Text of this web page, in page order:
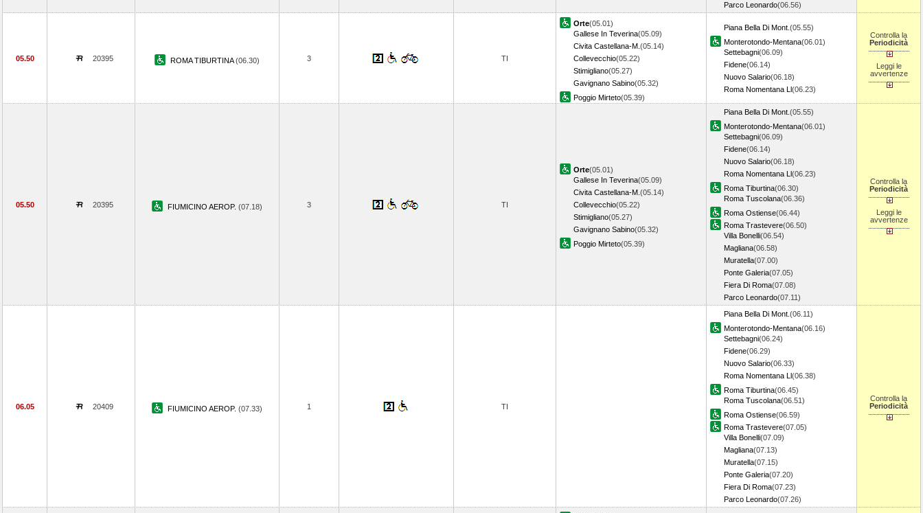
Parco Leonardo(06.56)
05.50 20395 ROMA TIBURTINA(06.30) 3 TI
Orte(05.01)
Gallese In Teverina(05.09)
Civita Castellana-M. (05.14)
Collevecchio(05.22)
Stimigliano(05.27)
Gavignano Sabino(05.32)
Poggio Mirteto(05.39)
Piana Bella Di Mont. (05.55)
Monterotondo-Mentana(06.01)
Settebagni(06.09)
Fidene(06.14)
Nuovo Salario(06.18)
Roma Nomentana Ll(06.23)
Controlla la
Periodicità
Leggi le
avvertenze
05.50 20395 FIUMICINO AEROP. (07.18) 3 TI
Orte(05.01)
Gallese In Teverina(05.09)
Civita Castellana-M. (05.14)
Collevecchio(05.22)
Stimigliano(05.27)
Gavignano Sabino(05.32)
Poggio Mirteto(05.39)
Piana Bella Di Mont. (05.55)
Monterotondo-Mentana(06.01)
Settebagni(06.09)
Fidene(06.14)
Nuovo Salario(06.18)
Roma Nomentana Ll(06.23)
Roma Tiburtina(06.30)
Roma Tuscolana(06.36)
Roma Ostiense(06.44)
Roma Trastevere(06.50)
Villa Bonelli(06.54)
Magliana(06.58)
Muratella(07.00)
Ponte Galeria(07.05)
Fiera Di Roma(07.08)
Parco Leonardo(07.11)
Controlla la
Periodicità
Leggi le
avvertenze
06.05 20409 FIUMICINO AEROP. (07.33) 1 TI
Piana Bella Di Mont. (06.11)
Monterotondo-Mentana(06.16)
Settebagni(06.24)
Fidene(06.29)
Nuovo Salario(06.33)
Roma Nomentana Ll(06.38)
Roma Tiburtina(06.45)
Roma Tuscolana(06.51)
Roma Ostiense(06.59)
Roma Trastevere(07.05)
Villa Bonelli(07.09)
Magliana(07.13)
Muratella(07.15)
Ponte Galeria(07.20)
Fiera Di Roma(07.23)
Parco Leonardo(07.26)
Controlla la
Periodicità